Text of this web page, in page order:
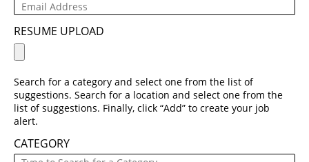
RESUME UPLOAD
Search for a category and select one from the list of
suggestions. Search for a location and select one from the
list of suggestions. Finally, click “Add” to create your job
alert.
CATEGORY